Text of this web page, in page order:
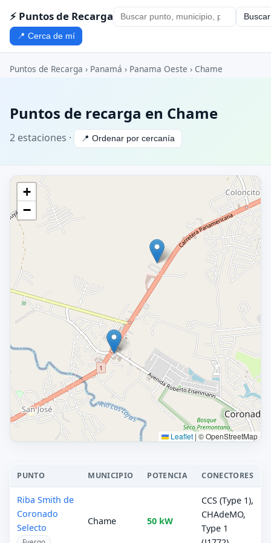
⚡ Puntos de Recarga Buscar
📍 Cerca de mí
Puntos de Recarga › Panamá › Panama Oeste › Chame
Puntos de recarga en Chame
2 estaciones · 📍 Ordenar por cercanía
+
−
Leaflet | © OpenStreetMap
PUNTO MUNICIPIO POTENCIA CONECTORES
Riba Smith de
Coronado
Selecto
Chame 50 kW
CCS (Type 1),
CHAdeMO,
Type 1